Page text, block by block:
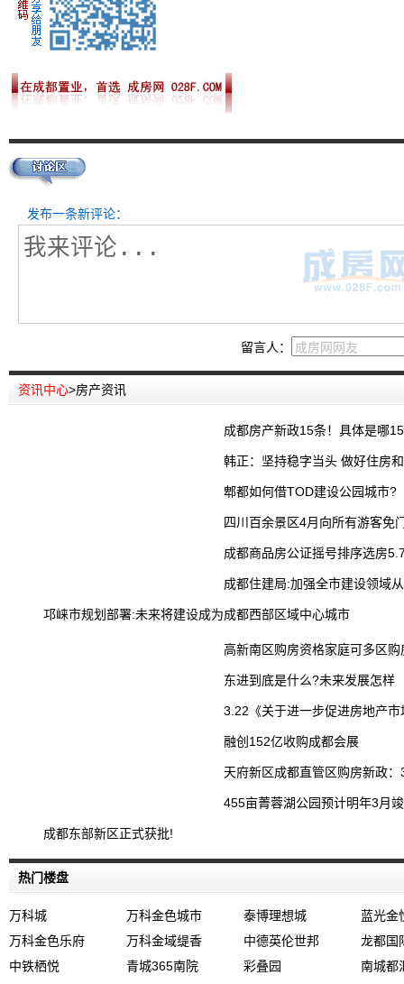
发布一条新评论：
留言人：
资讯中心>房产资讯
成都房产新政15条！具体是哪
韩正：坚持稳字当头 做好住房
郫都如何借TOD建设公园城市?
四川百余景区4月向所有游客免
成都商品房公证摇号排序选房
成都住建局:加强全市建设领域
邛崃市规划部署:未来将建设成为成都西部区域中心城市
高新南区购房资格家庭可多区购
东进到底是什么?未来发展怎样
3.22《关于进一步促进房地产
融创152亿收购成都会展
天府新区成都直管区购房新政
455亩菁蓉湖公园预计明年3月
成都东部新区正式获批!
热门楼盘
万科城 万科金色城市 泰博理想城
蓝光金
万科金色乐府
万科金域缇香 中德英伦世邦
龙都国
中铁栖悦
青城365南院 彩叠园 南城都